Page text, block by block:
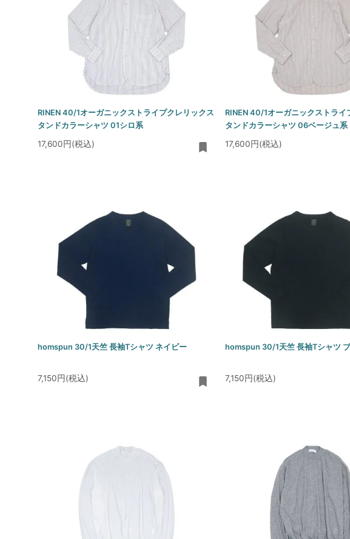
RINEN 40/1オーガニックストライプクレリックス
タンドカラーシャツ 01シロ系
17,600円(税込)
RINEN 40/1オーガニックストライ
タンドカラーシャツ 06ベージュ系
17,600円(税込)
homspun 30/1天竺 長袖Tシャツ ネイビー
7,150円(税込)
homspun 30/1天竺 長袖Tシャツ
7,150円(税込)